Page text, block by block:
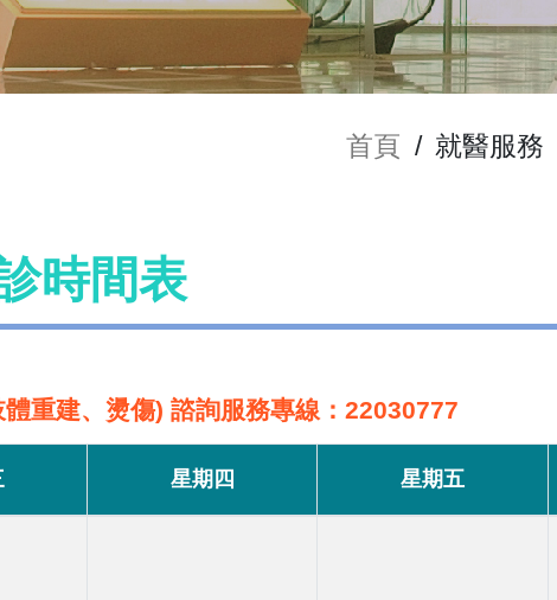
首頁 / 就醫服務
時間表
重建、燙傷) 諮詢服務專線：22030777
星期四 星期五